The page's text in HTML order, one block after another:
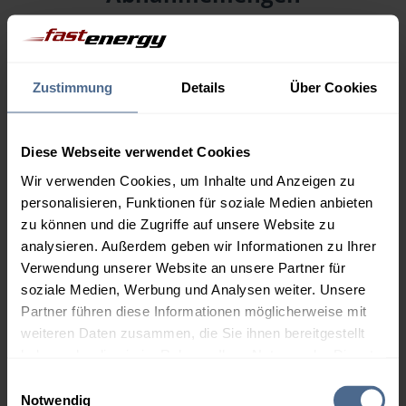
Zustimmung Details Über Cookies
Diese Webseite verwendet Cookies
Wir verwenden Cookies, um Inhalte und Anzeigen zu
personalisieren, Funktionen für soziale Medien anbieten
zu können und die Zugriffe auf unsere Website zu
analysieren. Außerdem geben wir Informationen zu Ihrer
Verwendung unserer Website an unsere Partner für
soziale Medien, Werbung und Analysen weiter. Unsere
Partner führen diese Informationen möglicherweise mit
weiteren Daten zusammen, die Sie ihnen bereitgestellt
Notwendig
Menge
2.000 Liter
150,09 €
150,09 €
3.000 Liter
148,50 €
148,50 €
5.000 Liter
147,18 €
147,18 €
Preise für Heizöl in Standardqualität nach Ö-Norm C 1109 in € / 100